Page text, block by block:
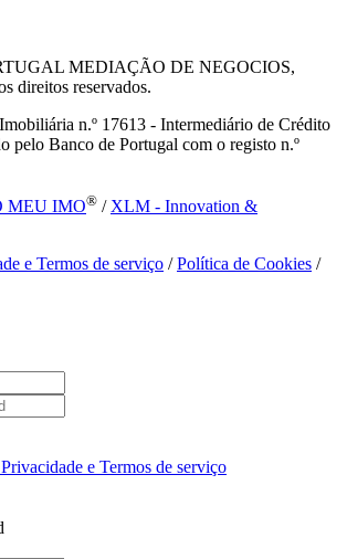
MEDIAÇÃO DE NEGOCIOS,
direitos reservados.
n.º 17613 - Intermediário de Crédito
pelo Banco de Portugal com o registo n.º
MEU IMO® / XLM - Innovation &
e Termos de serviço /Política de Cookies /
e Termos de serviço